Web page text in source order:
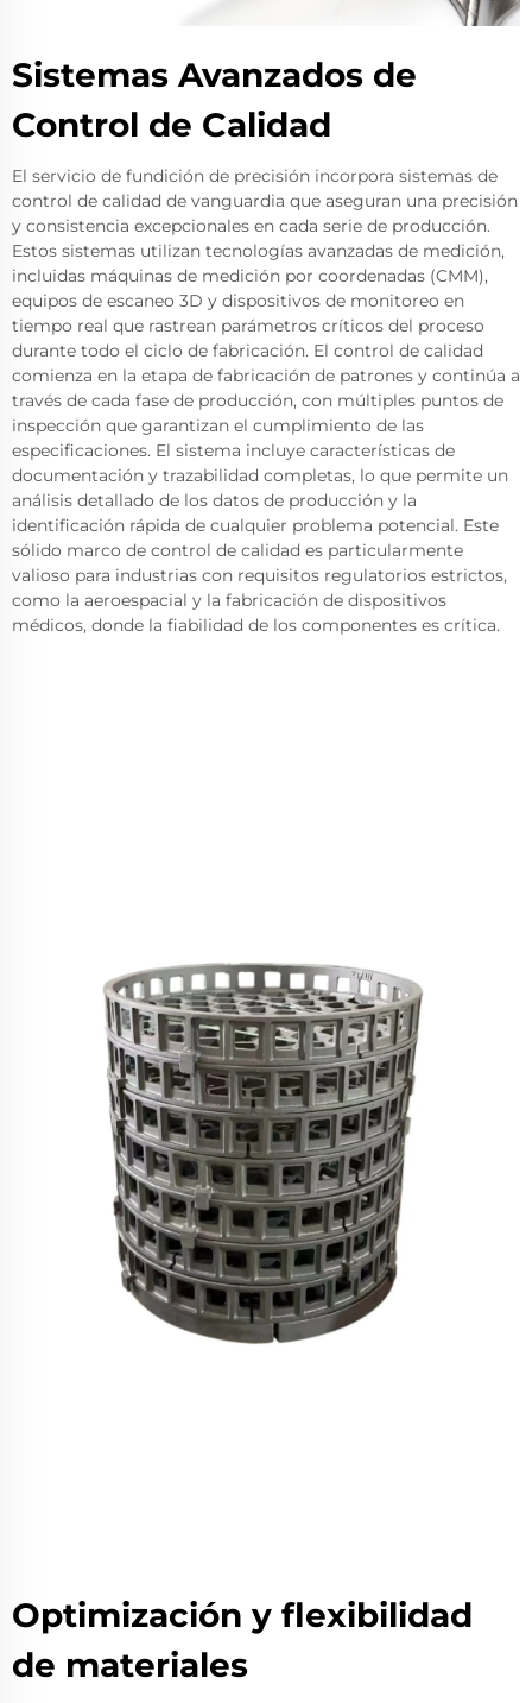
Sistemas Avanzados de
Control de Calidad
El servicio de fundición de precisión incorpora sistemas de
control de calidad de vanguardia que aseguran una precisión
y consistencia excepcionales en cada serie de producción.
Estos sistemas utilizan tecnologías avanzadas de medición,
incluidas máquinas de medición por coordenadas (CMM),
equipos de escaneo 3D y dispositivos de monitoreo en
tiempo real que rastrean parámetros críticos del proceso
durante todo el ciclo de fabricación. El control de calidad
comienza en la etapa de fabricación de patrones y continúa a
través de cada fase de producción, con múltiples puntos de
inspección que garantizan el cumplimiento de las
especificaciones. El sistema incluye características de
documentación y trazabilidad completas, lo que permite un
análisis detallado de los datos de producción y la
identificación rápida de cualquier problema potencial. Este
sólido marco de control de calidad es particularmente
valioso para industrias con requisitos regulatorios estrictos,
como la aeroespacial y la fabricación de dispositivos
médicos, donde la fiabilidad de los componentes es crítica.
Optimización y flexibilidad
de materiales